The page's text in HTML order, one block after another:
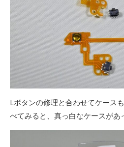
Lボタンの修理と合わせてケース
べてみると、真っ白なケースがあ